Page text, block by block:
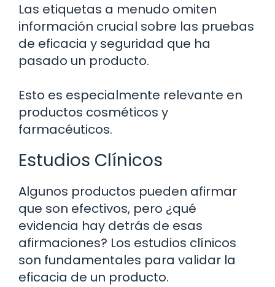
Las etiquetas a menudo omiten
información crucial sobre las pruebas
de eficacia y seguridad que ha
pasado un producto.
Esto es especialmente relevante en
productos cosméticos y
farmacéuticos.
Estudios Clínicos
Algunos productos pueden afirmar
que son efectivos, pero ¿qué
evidencia hay detrás de esas
afirmaciones? Los estudios clínicos
son fundamentales para validar la
eficacia de un producto.